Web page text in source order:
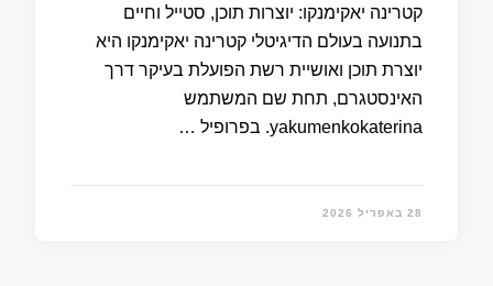
קטרינה יאקימנקו: יוצרות תוכן, סטייל וחיים
בתנועה בעולם הדיגיטלי קטרינה יאקימנקו היא
יוצרת תוכן ואושיית רשת הפועלת בעיקר דרך
האינסטגרם, תחת שם המשתמש
yakumenkokaterina. בפרופיל …
28 באפריל 2026